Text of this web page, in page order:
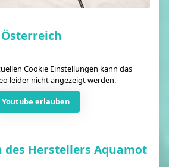
Cookie Einstellungen kann das
leider nicht angezeigt werden.
Youtube erlauben
des Herstellers Aquamot